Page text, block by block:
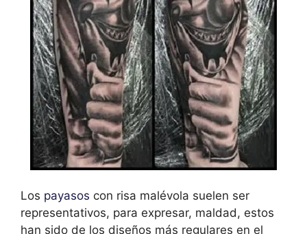
Los payasos con risa malévola suelen ser
representativos, para expresar, maldad, estos
han sido de los diseños más regulares en el